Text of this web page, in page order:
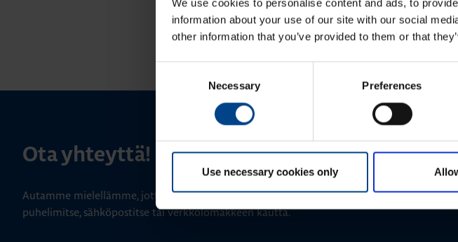
We use cookies to personalise content and ads, to
information about your use of our site with our social
other information that you’ve provided to them or that
Necessary Preferences
Use necessary cookies only
KATSO
Ota yhteyttä!
Autamme mielellämme, jotta löydämme sinulle parhaan ratkaisun. Otathan yhtettä
puhelimitse, sähköpostitse tai verkkolomakkeen kautta.